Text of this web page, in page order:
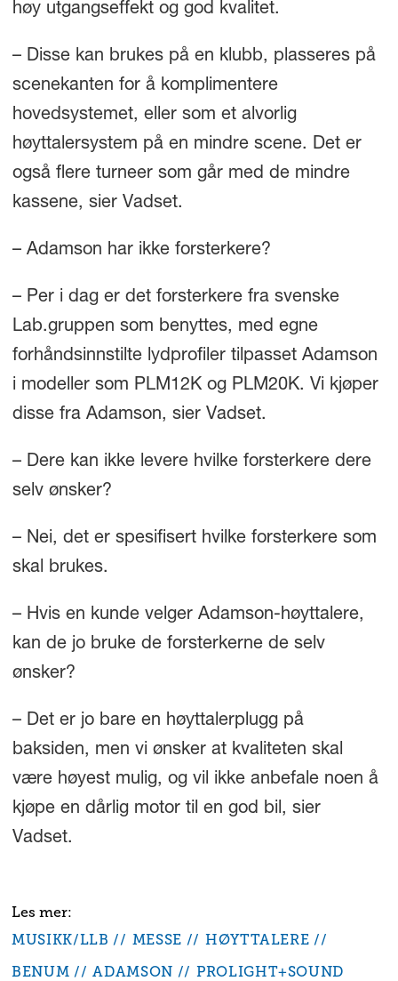
høy utgangseffekt og god kvalitet.
– Disse kan brukes på en klubb, plasseres på
scenekanten for å komplimentere
hovedsystemet, eller som et alvorlig
høyttalersystem på en mindre scene. Det er
også flere turneer som går med de mindre
kassene, sier Vadset.
– Adamson har ikke forsterkere?
– Per i dag er det forsterkere fra svenske
Lab.gruppen som benyttes, med egne
forhåndsinnstilte lydprofiler tilpasset Adamson
i modeller som PLM12K og PLM20K. Vi kjøper
disse fra Adamson, sier Vadset.
– Dere kan ikke levere hvilke forsterkere dere
selv ønsker?
– Nei, det er spesifisert hvilke forsterkere som
skal brukes.
– Hvis en kunde velger Adamson-høyttalere,
kan de jo bruke de forsterkerne de selv
ønsker?
– Det er jo bare en høyttalerplugg på
baksiden, men vi ønsker at kvaliteten skal
være høyest mulig, og vil ikke anbefale noen å
kjøpe en dårlig motor til en god bil, sier
Vadset.
MUSIKK/LLB MESSE
HØYTTALERE
BENUM
ADAMSON PROLIGHT+SOUND